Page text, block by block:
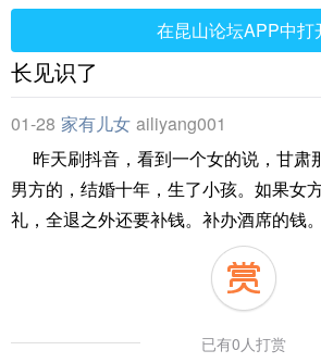
在昆山论坛APP中打
长见识了
01-28 家有儿女 ailiyang001
昨天刷抖音，看到一个女的说，甘肃
男方的，结婚十年，生了小孩。如果女
礼，全退之外还要补钱。补办酒席的钱
已有0人打赏